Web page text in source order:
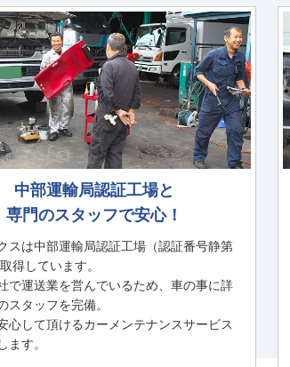
中部運輸局認証工場と
専門のスタッフで安心！
スは中部運輸局認証工場（認証番号静第
得しています。
で運送業を営んでいるため、車の事に詳
スタッフを完備。
心して頂けるカーメンテナンスサービス
ます。